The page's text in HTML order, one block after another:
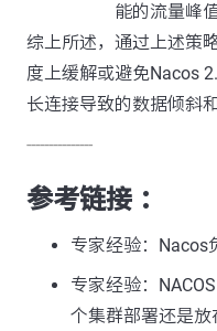
能的流量峰值
综上所述，通过上述策
度上缓解或避免Nacos
长连接导致的数据倾斜
---------------
参考链接 ：
专家经验：Nacos
专家经验：
个集群部署还是放